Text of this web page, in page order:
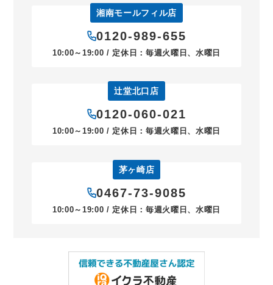
湘南モールフィル店
0120-989-655
10:00～19:00 / 定休日：毎週火曜日、水曜日
辻堂北口店
0120-060-021
10:00～19:00 / 定休日：毎週火曜日、水曜日
茅ヶ崎店
0467-73-9085
10:00～19:00 / 定休日：毎週火曜日、水曜日